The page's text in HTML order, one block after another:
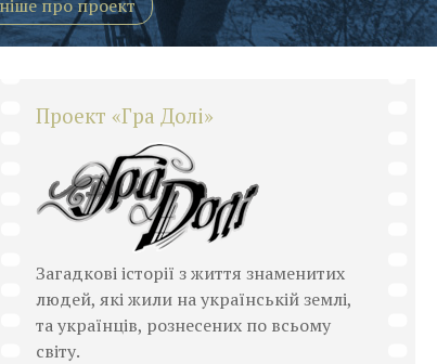
про проект
Проект «Гра Долі»
Загадкові історії з життя знаменитих
людей, які жили на українській землі,
та українців, рознесених по всьому
світу.